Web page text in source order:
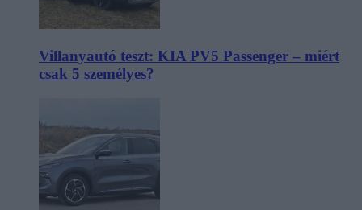
Villanyautó teszt: KIA PV5 Passenger – miért
csak 5 személyes?